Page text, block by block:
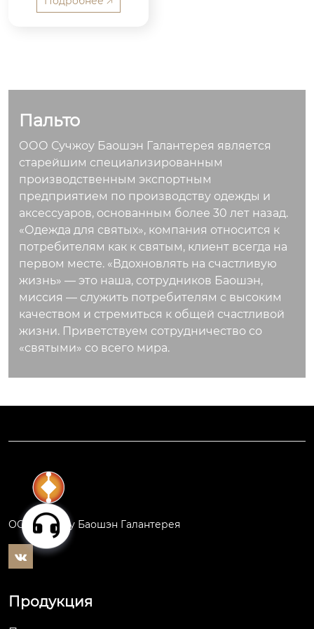
риал: технологич...
Пальто
ООО Сучжоу Баошэн Галантерея является
старейшим специализированным
производственным экспортным
предприятием по производству одежды и
аксессуаров, основанным более 30 лет назад.
«Одежда для святых», компания относится к
потребителям как к святым, клиент всегда на
первом месте. «Вдохновлять на счастливую
жизнь» — это наша, сотрудников Баошэн,
миссия — служить потребителям с высоким
качеством и стремиться к общей счастливой
жизни. Приветствуем сотрудничество со
«святыми» со всего мира.
ООО Сучжоу Баошэн Галантерея

Продукция